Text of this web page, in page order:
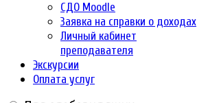
СДО Moodle
Заявка на справки о доходах
Личный кабинет
преподавателя
Экскурсии
Оплата услуг